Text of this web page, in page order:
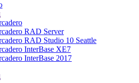
RAD Server
RAD Studio 10 Seattle
InterBase XE7
InterBase 2017